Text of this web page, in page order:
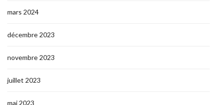
mars 2024
décembre 2023
novembre 2023
juillet 2023
mai 2023